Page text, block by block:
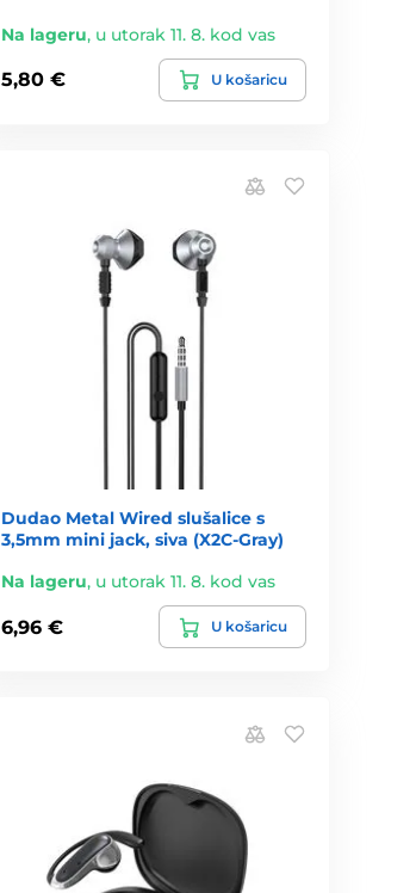
Na lageru, u utorak 11. 8. kod vas
5,80 € U košaricu
Dudao Metal Wired slušalice s
3,5mm mini jack, siva (X2C-Gray)
Na lageru, u utorak 11. 8. kod vas
6,96 € U košaricu